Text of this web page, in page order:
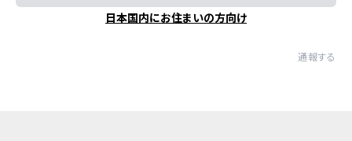
日本国内にお住まいの方向け
通報する